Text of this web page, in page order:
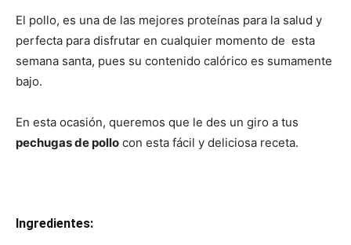
El pollo, es una de las mejores proteínas para la salud y
perfecta para disfrutar en cualquier momento de esta
semana santa, pues su contenido calórico es sumamente
bajo.
En esta ocasión, queremos que le des un giro a tus
pechugas de pollo con esta fácil y deliciosa receta.
Ingredientes: